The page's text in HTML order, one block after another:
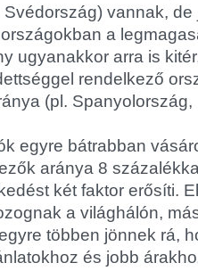
vannak,
a
ugyanakkor arra is
rendelkező
(pl.
egyre bátrabban
aránya 8
két faktor erősíti.
a világhálón,
többen jönnek rá,
és jobb